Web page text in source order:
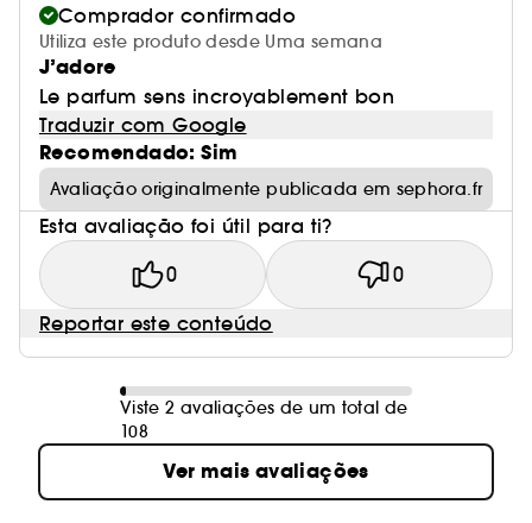
Comprador confirmado
Utiliza este produto desde Uma semana
J’adore
Le parfum sens incroyablement bon
Traduzir com Google
Recomendado: Sim
Avaliação originalmente publicada em sephora.fr
Esta avaliação foi útil para ti?
0 0
Reportar este conteúdo
Viste 2 avaliações de um total de
108
Ver mais avaliações